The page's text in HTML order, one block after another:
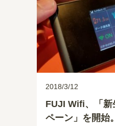
2018/3/12
FUJI Wifi、「新
ペーン」を開始